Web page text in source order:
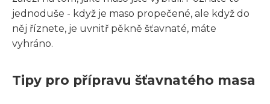
jednoduše - když je maso propečené, ale když do
něj říznete, je uvnitř pěkně šťavnaté, máte
vyhráno.
Tipy pro přípravu šťavnatého masa